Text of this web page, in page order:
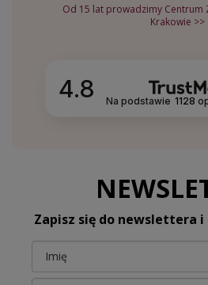
Od 15 lat prowadzimy Centrum
Krakowie >>
4.8 Na podstawie 1128
Zapisz się do newslettera